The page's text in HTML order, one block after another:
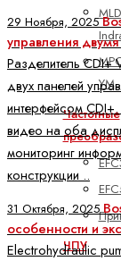
YM
Частотные
ЧПУ
29 Ноября, 2025
управления
Разделитель CDI+
двух панелей
интерфейсом
видео на оба
мониторинг
конструкции ..
31 Октября, 2025
особенности и
Electrohydraulic